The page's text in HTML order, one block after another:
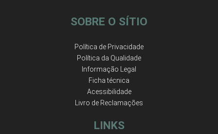
SOBRE O SÍTIO
Política de Privacidade
Política da Qualidade
Informação Legal
Ficha técnica
Acessibilidade
Livro de Reclamações
LINKS